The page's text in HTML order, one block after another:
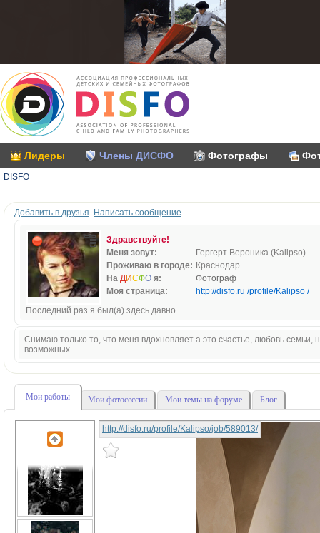
Лидеры Члены ДИСФО Фотографы
DISFO
Добавить в друзья Написать сообщение
Здравствуйте!
Меня зовут:
Гергерт Вероника (Kalipso)
Проживаю в городе: Краснодар
На ДИСФО я:
Фотограф
Моя страница:
http://disfo.ru /profile/Kalipso /
Последний раз я был(а) здесь давно
Снимаю только то, что меня вдохновляет а это счастье, любовь
возможных.
Мои работы Мои фотосессии Мои темы на форуме Блог
http://disfo.ru/profile/Kalipso/job/589013/